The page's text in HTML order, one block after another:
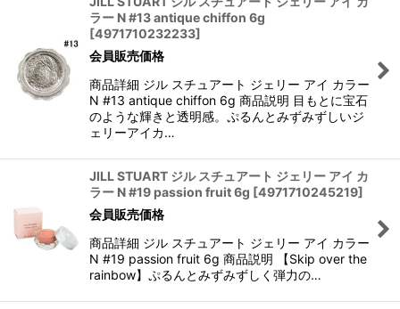
ラー N #13 antique chiffon 6g
[4971710232233]
会員販売価格
商品詳細 ジル スチュアート ジェリー アイ カラー
N #13 antique chiffon 6g 商品説明 目もとに宝石
のような輝きと透明感。ぷるんとみずみずしいジ
ェリーアイカ…
JILL STUART ジル スチュアート ジェリー アイ カ
ラー N #19 passion fruit 6g [4971710245219]
会員販売価格
商品詳細 ジル スチュアート ジェリー アイ カラー
N #19 passion fruit 6g 商品説明 【Skip over the
rainbow】ぷるんとみずみずしく弾力の…